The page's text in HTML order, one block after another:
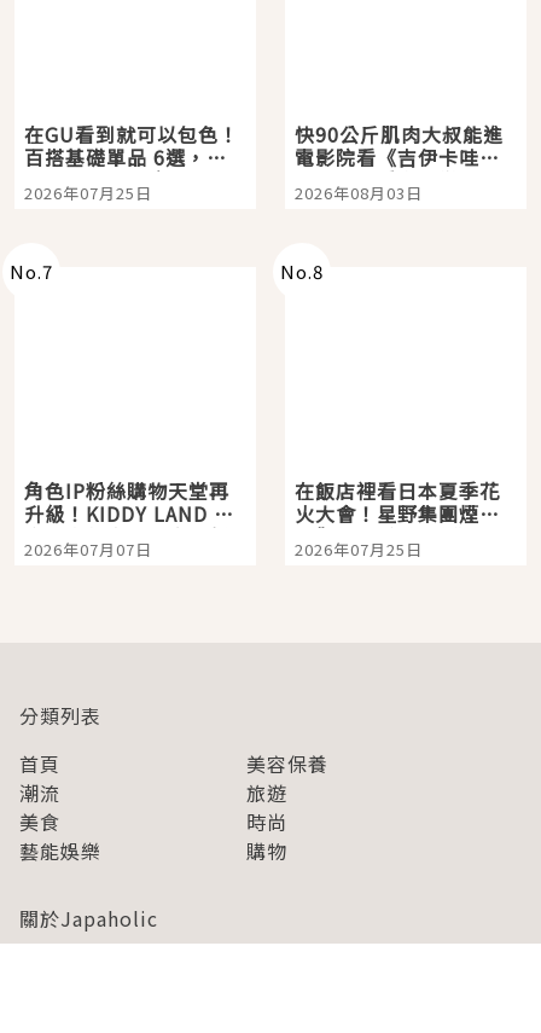
在GU看到就可以包色！
百搭基礎單品 6選，閉
眼全收也不心疼
2026年07月25日
快90公斤肌肉大叔能進
電影院看《吉伊卡哇》
嗎？日本重金屬樂團
「打首」會長與nagano
2026年08月03日
No.7
角色IP粉絲購物天堂再
升級！KIDDY LAND 原
宿店吉伊卡哇迎客，新
開幕 OMOKADO 店3分
2026年07月07日
No.8
在飯店裡看日本夏季花
火大會！星野集團煙火
景觀飯店6選，讓你不用
人擠人悠閒欣賞
2026年07月25日
分類列表
首頁
美容保養
潮流
旅遊
美食
時尚
藝能娛樂
購物
關於Japaholic